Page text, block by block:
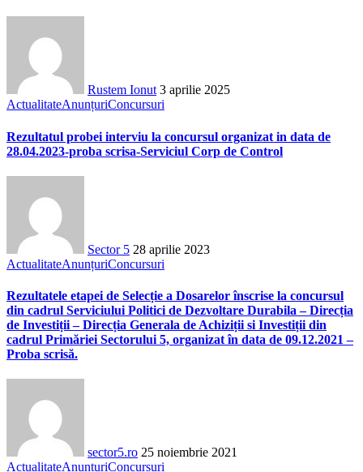
Rustem Ionut 3 aprilie 2025
ActualitateAnunțuriConcursuri
Rezultatul probei interviu la concursul organizat in data de
28.04.2023-proba scrisa-Serviciul Corp de Control
Sector 5 28 aprilie 2023
ActualitateAnunțuriConcursuri
Rezultatele etapei de Selecție a Dosarelor înscrise la concursul
din cadrul Serviciului Politici de Dezvoltare Durabila – Direcția
de Investiții – Direcția Generala de Achiziții si Investiții din
cadrul Primăriei Sectorului 5, organizat în data de 09.12.2021 –
Proba scrisă.
sector5.ro 25 noiembrie 2021
ActualitateAnunțuriConcursuri